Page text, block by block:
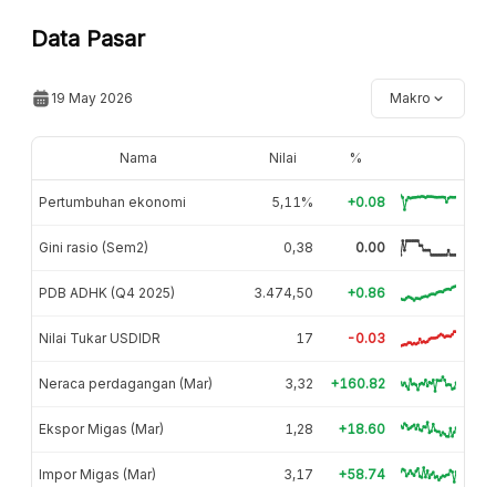
Data Pasar
19 May 2026 Makro
Nama Nilai %
Pertumbuhan ekonomi 5,11% +0.08
Gini rasio (Sem2) 0,38 0.00
PDB ADHK (Q4 2025) 3.474,50 +0.86
Nilai Tukar USDIDR 17 -0.03
Neraca perdagangan (Mar) 3,32 +160.82
Ekspor Migas (Mar) 1,28 +18.60
Impor Migas (Mar) 3,17 +58.74